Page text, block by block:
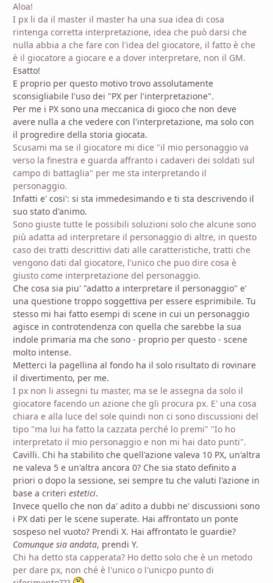
Aloa!
I px li da il master il master ha una sua idea di cosa
rintenga corretta interpretazione, idea che può darsi che
nulla abbia a che fare con l'idea del giocatore, il fatto è che
è il giocatore a giocare e a dover interpretare, non il GM.
Esatto!
E proprio per questo motivo trovo assolutamente
sconsigliabile l'uso dei "PX per l'interpretazione".
Per me i PX sono una meccanica di gioco che non deve
avere nulla a che vedere con l'interpretazione, ma solo con
il progredire della storia giocata.
Scusami ma se il giocatore mi dice "il mio personaggio va
verso la finestra e guarda affranto i cadaveri dei soldati sul
campo di battaglia" per me sta interpretando il
personaggio.
Infatti e' cosi': si sta immedesimando e ti sta descrivendo il
suo stato d'animo.
Sono giuste tutte le possibili soluzioni solo che alcune sono
più adatta ad interpretare il personaggio di altre, in questo
caso dei tratti descrittivi dati alle caratteristiche, tratti che
vengono dati dal giocatore, l'unico che puo dire cosa è
giusto come interpretazione del personaggio.
Che cosa sia piu' "adatto a interpretare il personaggio" e'
una questione troppo soggettiva per essere esprimibile. Tu
stesso mi hai fatto esempi di scene in cui un personaggio
agisce in controtendenza con quella che sarebbe la sua
indole primaria ma che sono - proprio per questo - scene
molto intense.
Metterci la pagellina al fondo ha il solo risultato di rovinare
il divertimento, per me.
I px non li assegni tu master, ma se le assegna da solo il
giocatore facendo un azione che gli procura px. E' una cosa
chiara e alla luce del sole quindi non ci sono discussioni del
tipo "ma lui ha fatto la cazzata perché lo premi" "Io ho
interpretato il mio personaggio e non mi hai dato punti".
Cavilli. Chi ha stabilito che quell'azione valeva 10 PX, un'altra
ne valeva 5 e un'altra ancora 0? Che sia stato definito a
priori o dopo la sessione, sei sempre tu che valuti l'azione in
base a criteri estetici.
Invece quello che non da' adito a dubbi ne' discussioni sono
i PX dati per le scene superate. Hai affrontato un ponte
sospeso nel vuoto? Prendi X. Hai affrontato le guardie?
Comunque sia andata, prendi Y.
Chi ha detto sta capperata? Ho detto solo che è un metodo
per dare px, non ché è l'unico o l'unicpo punto di